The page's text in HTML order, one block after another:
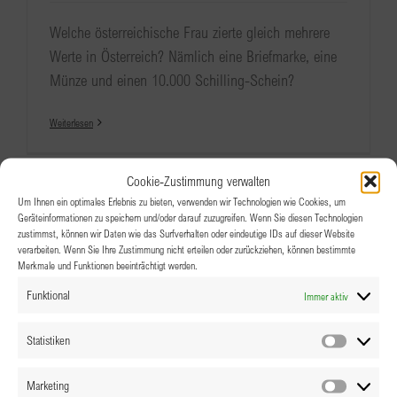
Cookie-Zustimmung verwalten
Um Ihnen ein optimales Erlebnis zu bieten, verwenden wir Technologien wie Cookies, um
Geräteinformationen zu speichern und/oder darauf zuzugreifen. Wenn Sie diesen Technologien
zustimmst, können wir Daten wie das Surfverhalten oder eindeutige IDs auf dieser Website
verarbeiten. Wenn Sie Ihre Zustimmung nicht erteilen oder zurückziehen, können bestimmte
Merkmale und Funktionen beeinträchtigt werden.
Funktional Immer aktiv
Statistiken
Marketing
Welche österreichische Frau zierte gleich mehrere
Werte in Österreich? Nämlich eine Briefmarke, eine
Münze und einen 10.000 Schilling-Schein?
Weiterlesen